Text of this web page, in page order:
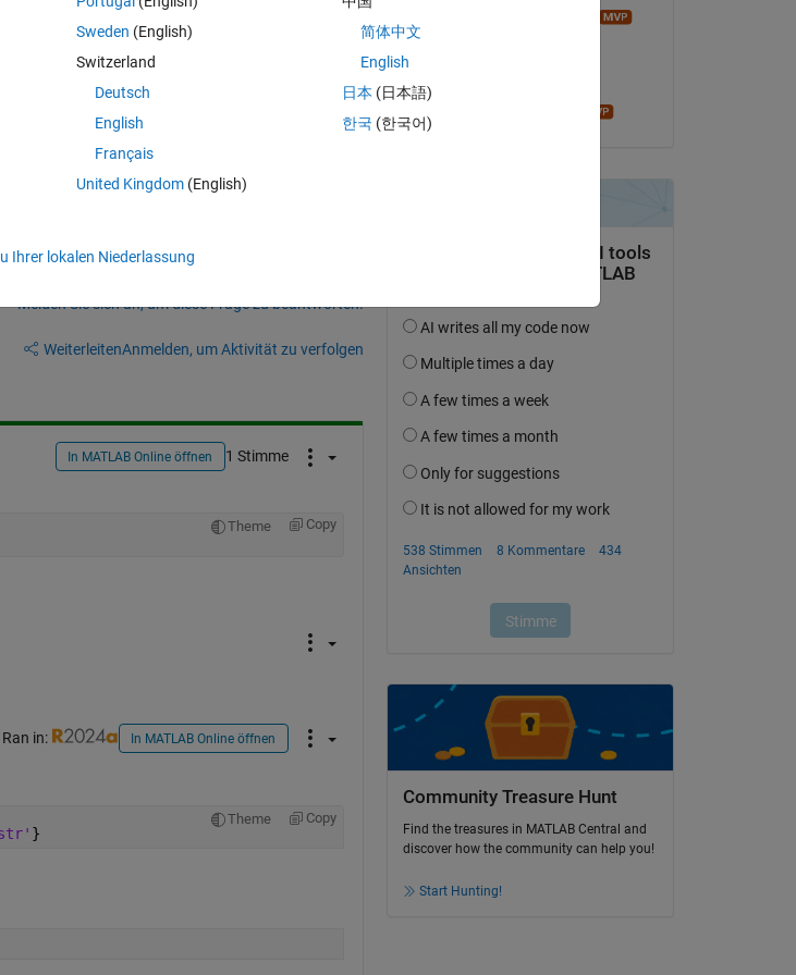
Melden Sie sich an, um diese Frage zu beantworten.
WeiterleitenAnmelden, um Aktivität zu verfolgen
In MATLAB Online öffnen 1 Stimme
Theme Copy
Ran in: In MATLAB Online öffnen
Theme Copy
}
am 17 Jul. 2024
Akzeptiert:
Community Treasure Hunt
Find the treasures in MATLAB Central and
discover how the community can help you!
Start Hunting!
Sweden (English)
Switzerland
Deutsch
English
Français
United Kingdom(English)
简体中文
English
日本 (日本語)
한국 (한국어)
Ihrer lokalen Niederlassung